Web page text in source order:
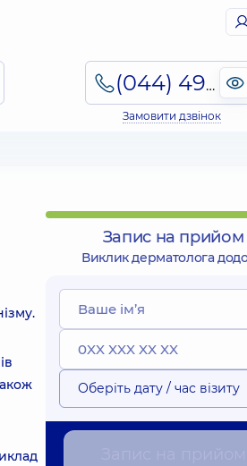
(044) 495-2-888
Замовити дзвінок
Запис на прийом
Виклик дерматолога
Оберіть дату / час візиту